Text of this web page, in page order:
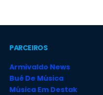
PARCEIROS
Armivaldo News
Bué De Música
Música Em Destak